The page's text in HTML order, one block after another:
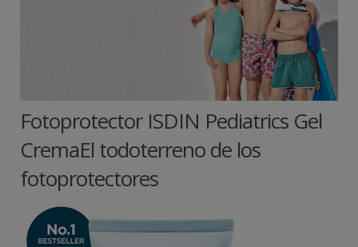
Fotoprotector ISDIN Pediatrics Gel
CremaEl todoterreno de los
fotoprotectores